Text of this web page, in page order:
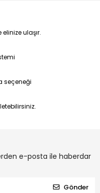
ulaşır.
seçeneği
e-posta ile haberdar
Gönder